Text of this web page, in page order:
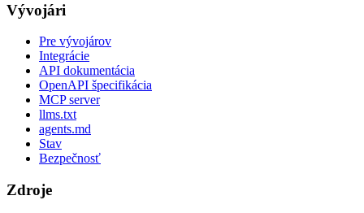
Vývojári
Pre vývojárov
Integrácie
API dokumentácia
OpenAPI špecifikácia
MCP server
llms.txt
agents.md
Stav
Bezpečnosť
Zdroje